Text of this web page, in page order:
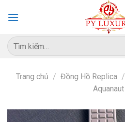
Tìm
kiếm:
Trang chủ / Đồng Hồ Replica /
Aquanaut